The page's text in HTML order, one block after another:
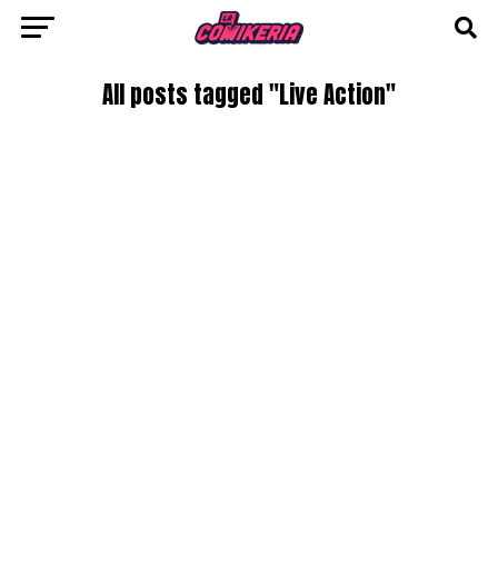
All posts tagged "Live Action"